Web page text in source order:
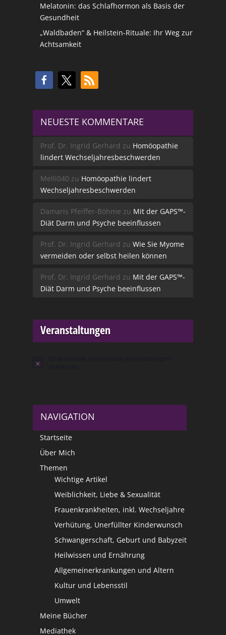
Melatonin: das Schlafhormon als Basis der
Gesundheit
„Waldbaden“ & Heilstein-Rituale: Ihr Weg zur
Achtsamkeit
NEUESTE KOMMENTARE
Prof. Dr. Ingrid Gerhard zu Homöopathie
lindert Wechseljahresbeschwerden
Melli040 zu Homöopathie lindert
Wechseljahresbeschwerden
Damaris Pfeiffer-Böhme zu Mit der GAPS™-
Diät Darm und Psyche beeinflussen
Prof. Dr. Ingrid Gerhard zu Wie Sie Myome
vermeiden oder selbst heilen können
Prof. Dr. Ingrid Gerhard zu Mit der GAPS™-
Diät Darm und Psyche beeinflussen
Veranstaltungen
Hinweis
NAVIGATION
Startseite
Über Mich
Themen
Wichtige Artikel
Weiblichkeit, Liebe & Sexualität
Frauenkrankheiten, inkl. Wechseljahre
Verhütung, Unerfüllter Kinderwunsch
Schwangerschaft, Geburt und Babyzeit
Heilwissen und Ernährung
Allgemeinerkrankungen und Altern
Kultur und Lebensstil
Umwelt
Meine Bücher
Mediathek